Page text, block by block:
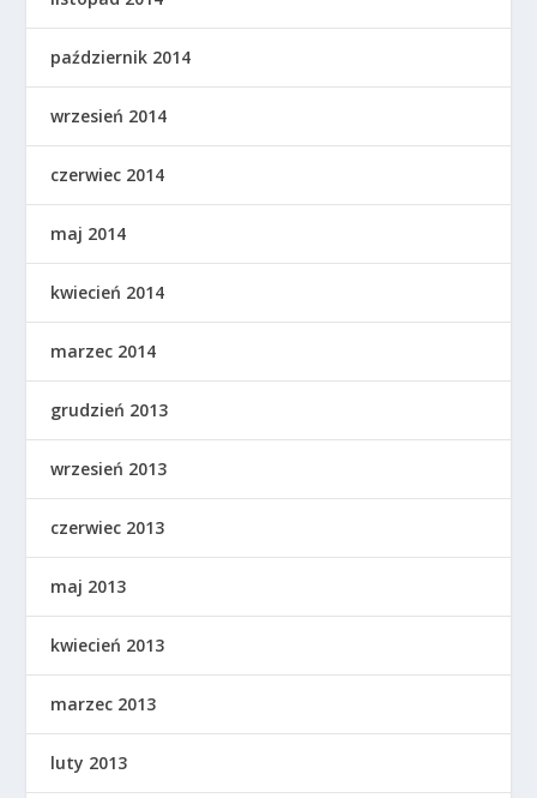
październik 2014
wrzesień 2014
czerwiec 2014
maj 2014
kwiecień 2014
marzec 2014
grudzień 2013
wrzesień 2013
czerwiec 2013
maj 2013
kwiecień 2013
marzec 2013
luty 2013